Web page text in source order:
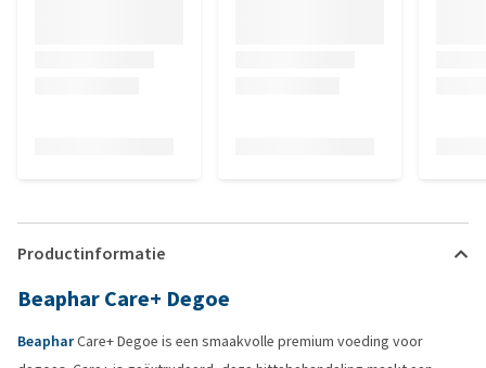
Productinformatie
Beaphar Care+ Degoe
BeapharCare+ Degoe is een smaakvolle premium voeding voor